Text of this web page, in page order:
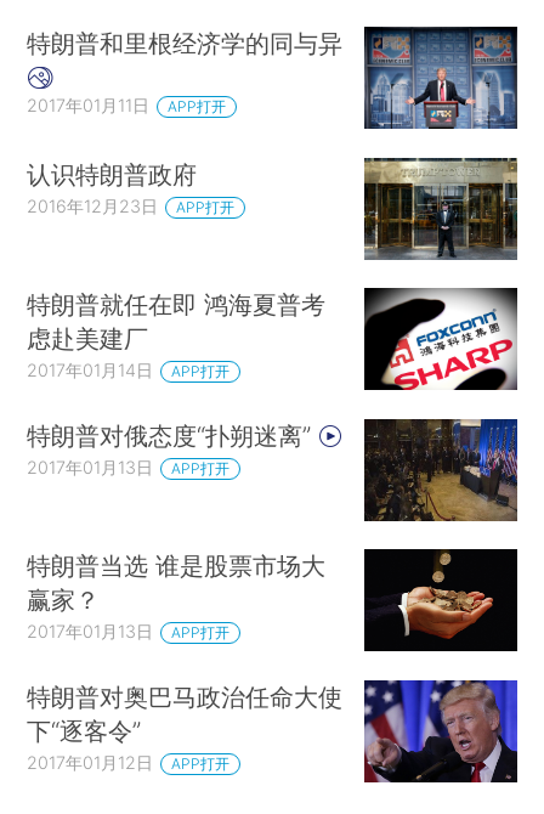
特朗普和里根经济学的同与异
2017年01月11日 APP打开
认识特朗普政府
2016年12月23日 APP打开
特朗普就任在即 鸿海夏普考
虑赴美建厂
2017年01月14日 APP打开
特朗普对俄态度“扑朔迷离”
2017年01月13日 APP打开
特朗普当选 谁是股票市场大
赢家？
2017年01月13日 APP打开
特朗普对奥巴马政治任命大使
下“逐客令”
2017年01月12日 APP打开